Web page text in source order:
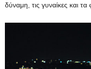
δύναμη, τις γυναίκες και